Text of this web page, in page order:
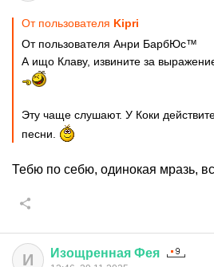
От пользователя Kipri
От пользователя Анри БарбЮс™
А ищо Клаву, извините за
Эту чаще слушают. У Коки
песни.
Тебю по себю, одинокая мразь,
И Изощренная Фея